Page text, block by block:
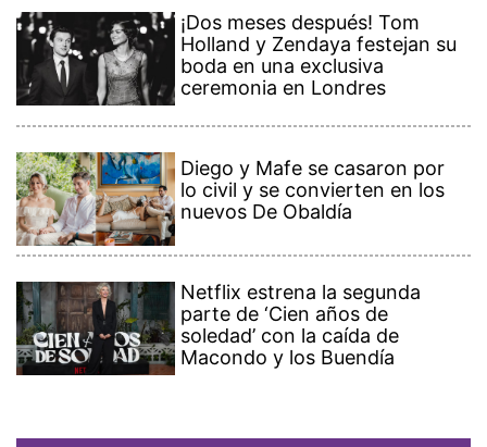
¡Dos meses después! Tom
Holland y Zendaya festejan su
boda en una exclusiva
ceremonia en Londres
Diego y Mafe se casaron por
lo civil y se convierten en los
nuevos De Obaldía
Netflix estrena la segunda
parte de ‘Cien años de
soledad’ con la caída de
Macondo y los Buendía